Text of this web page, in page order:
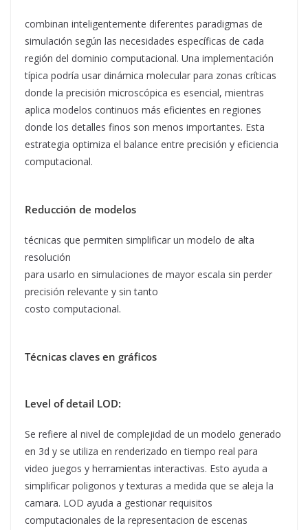
combinan inteligentemente diferentes paradigmas de
simulación según las necesidades específicas de cada
región del dominio computacional. Una implementación
típica podría usar dinámica molecular para zonas críticas
donde la precisión microscópica es esencial, mientras
aplica modelos continuos más eficientes en regiones
donde los detalles finos son menos importantes. Esta
estrategia optimiza el balance entre precisión y eficiencia
computacional.
Reducción de modelos
técnicas que permiten simplificar un modelo de alta
resolución
para usarlo en simulaciones de mayor escala sin perder
precisión relevante y sin tanto
costo computacional.
Técnicas claves en gráficos
Level of detail LOD:
Se refiere al nivel de complejidad de un modelo generado
en 3d y se utiliza en renderizado en tiempo real para
video juegos y herramientas interactivas. Esto ayuda a
simplificar poligonos y texturas a medida que se aleja la
camara. LOD ayuda a gestionar requisitos
computacionales de la representacion de escenas